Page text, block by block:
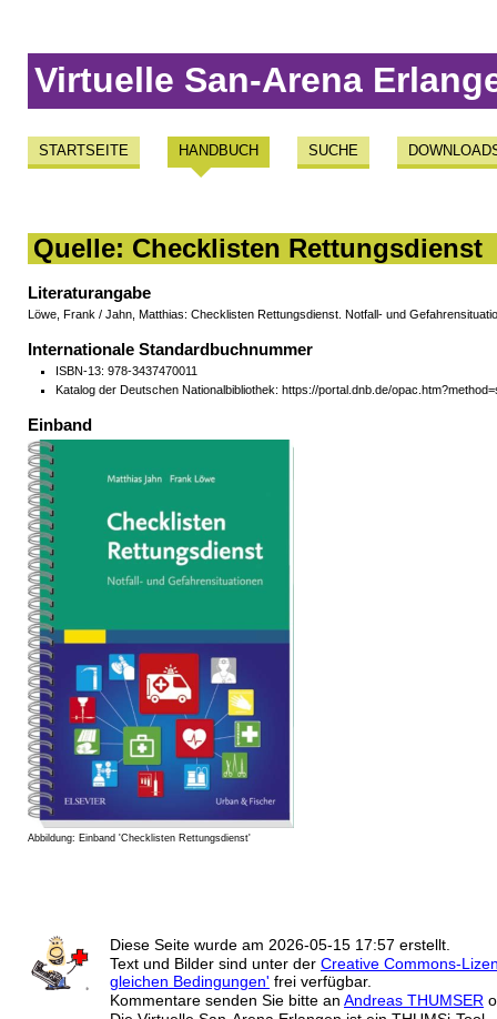
Virtuelle San-Arena
STARTSEITE HANDBUCH SUCHE
Quelle: Checklisten Rettungsdienst
Literaturangabe
Löwe, Frank / Jahn, Matthias: Checklisten Rettungsdienst. Notfall- und
Internationale Standardbuchnummer
ISBN-13: 978-3437470011
Katalog der Deutschen Nationalbibliothek: https://portal.dnb.de/
Einband
Abbildung: Einband 'Checklisten Rettungsdienst'
Diese Seite wurde am 2026-05-15 17:57 erstellt.
Text und Bilder sind unter der Creative Commons-
gleichen Bedingungen' frei verfügbar.
Kommentare senden Sie bitte an Andreas THUMSER